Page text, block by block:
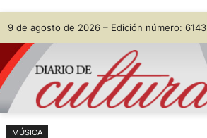
Saltar
al
contenido
Skip
to
content
9 de agosto de 2026 – Edición número: 6143
MÚSICA